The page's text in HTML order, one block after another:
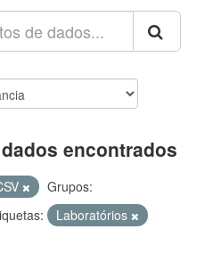
encontrados
Grupos:
Laboratórios